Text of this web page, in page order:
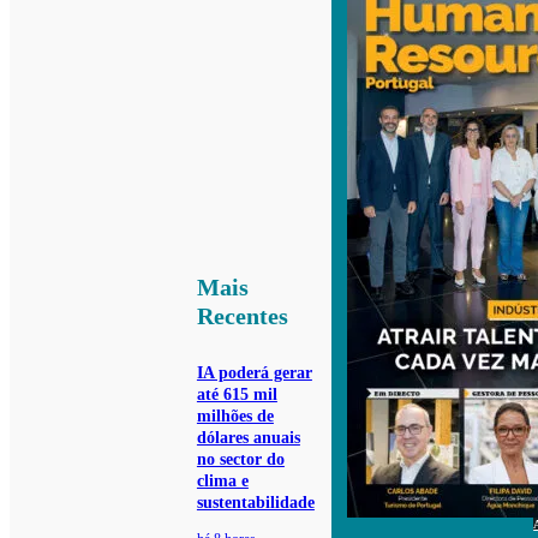
Mais
Recentes
IA poderá gerar
até 615 mil
milhões de
dólares anuais
no sector do
clima e
sustentabilidade